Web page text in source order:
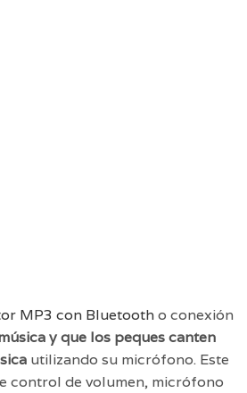
MP3 con Bluetootho conexión
y que los peques canten
utilizando su micrófono. Este
control de volumen, micrófono